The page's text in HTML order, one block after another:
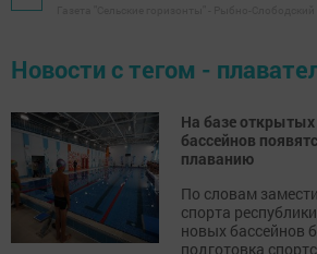
Новости с тегом -
На базе открытых
бассейнов
плаванию
По словам
спорта
новых бассейнов
подготовка